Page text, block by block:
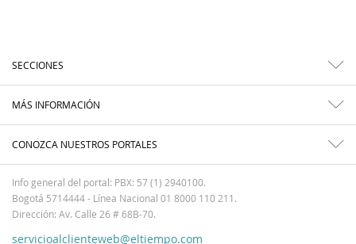
SECCIONES
MÁS INFORMACIÓN
CONOZCA NUESTROS PORTALES
Info general del portal: PBX: 57 (1) 2940100.
Bogotá 5714444 - Línea Nacional 01 8000 110 211.
Dirección: Av. Calle 26 # 68B-70.
servicioalclienteweb@eltiempo.com